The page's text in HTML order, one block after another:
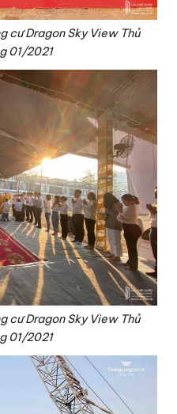
cư Dragon Sky View Thủ
01/2021
cư Dragon Sky View Thủ
01/2021